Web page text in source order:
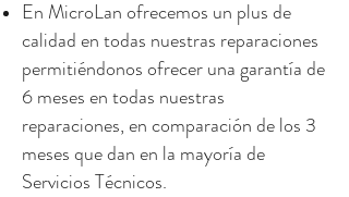
En MicroLan ofrecemos un plus de
calidad en todas nuestras reparaciones
permitiéndonos ofrecer una garantía de
6 meses en todas nuestras
reparaciones, en comparación de los 3
meses que dan en la mayoría de
Servicios Técnicos.